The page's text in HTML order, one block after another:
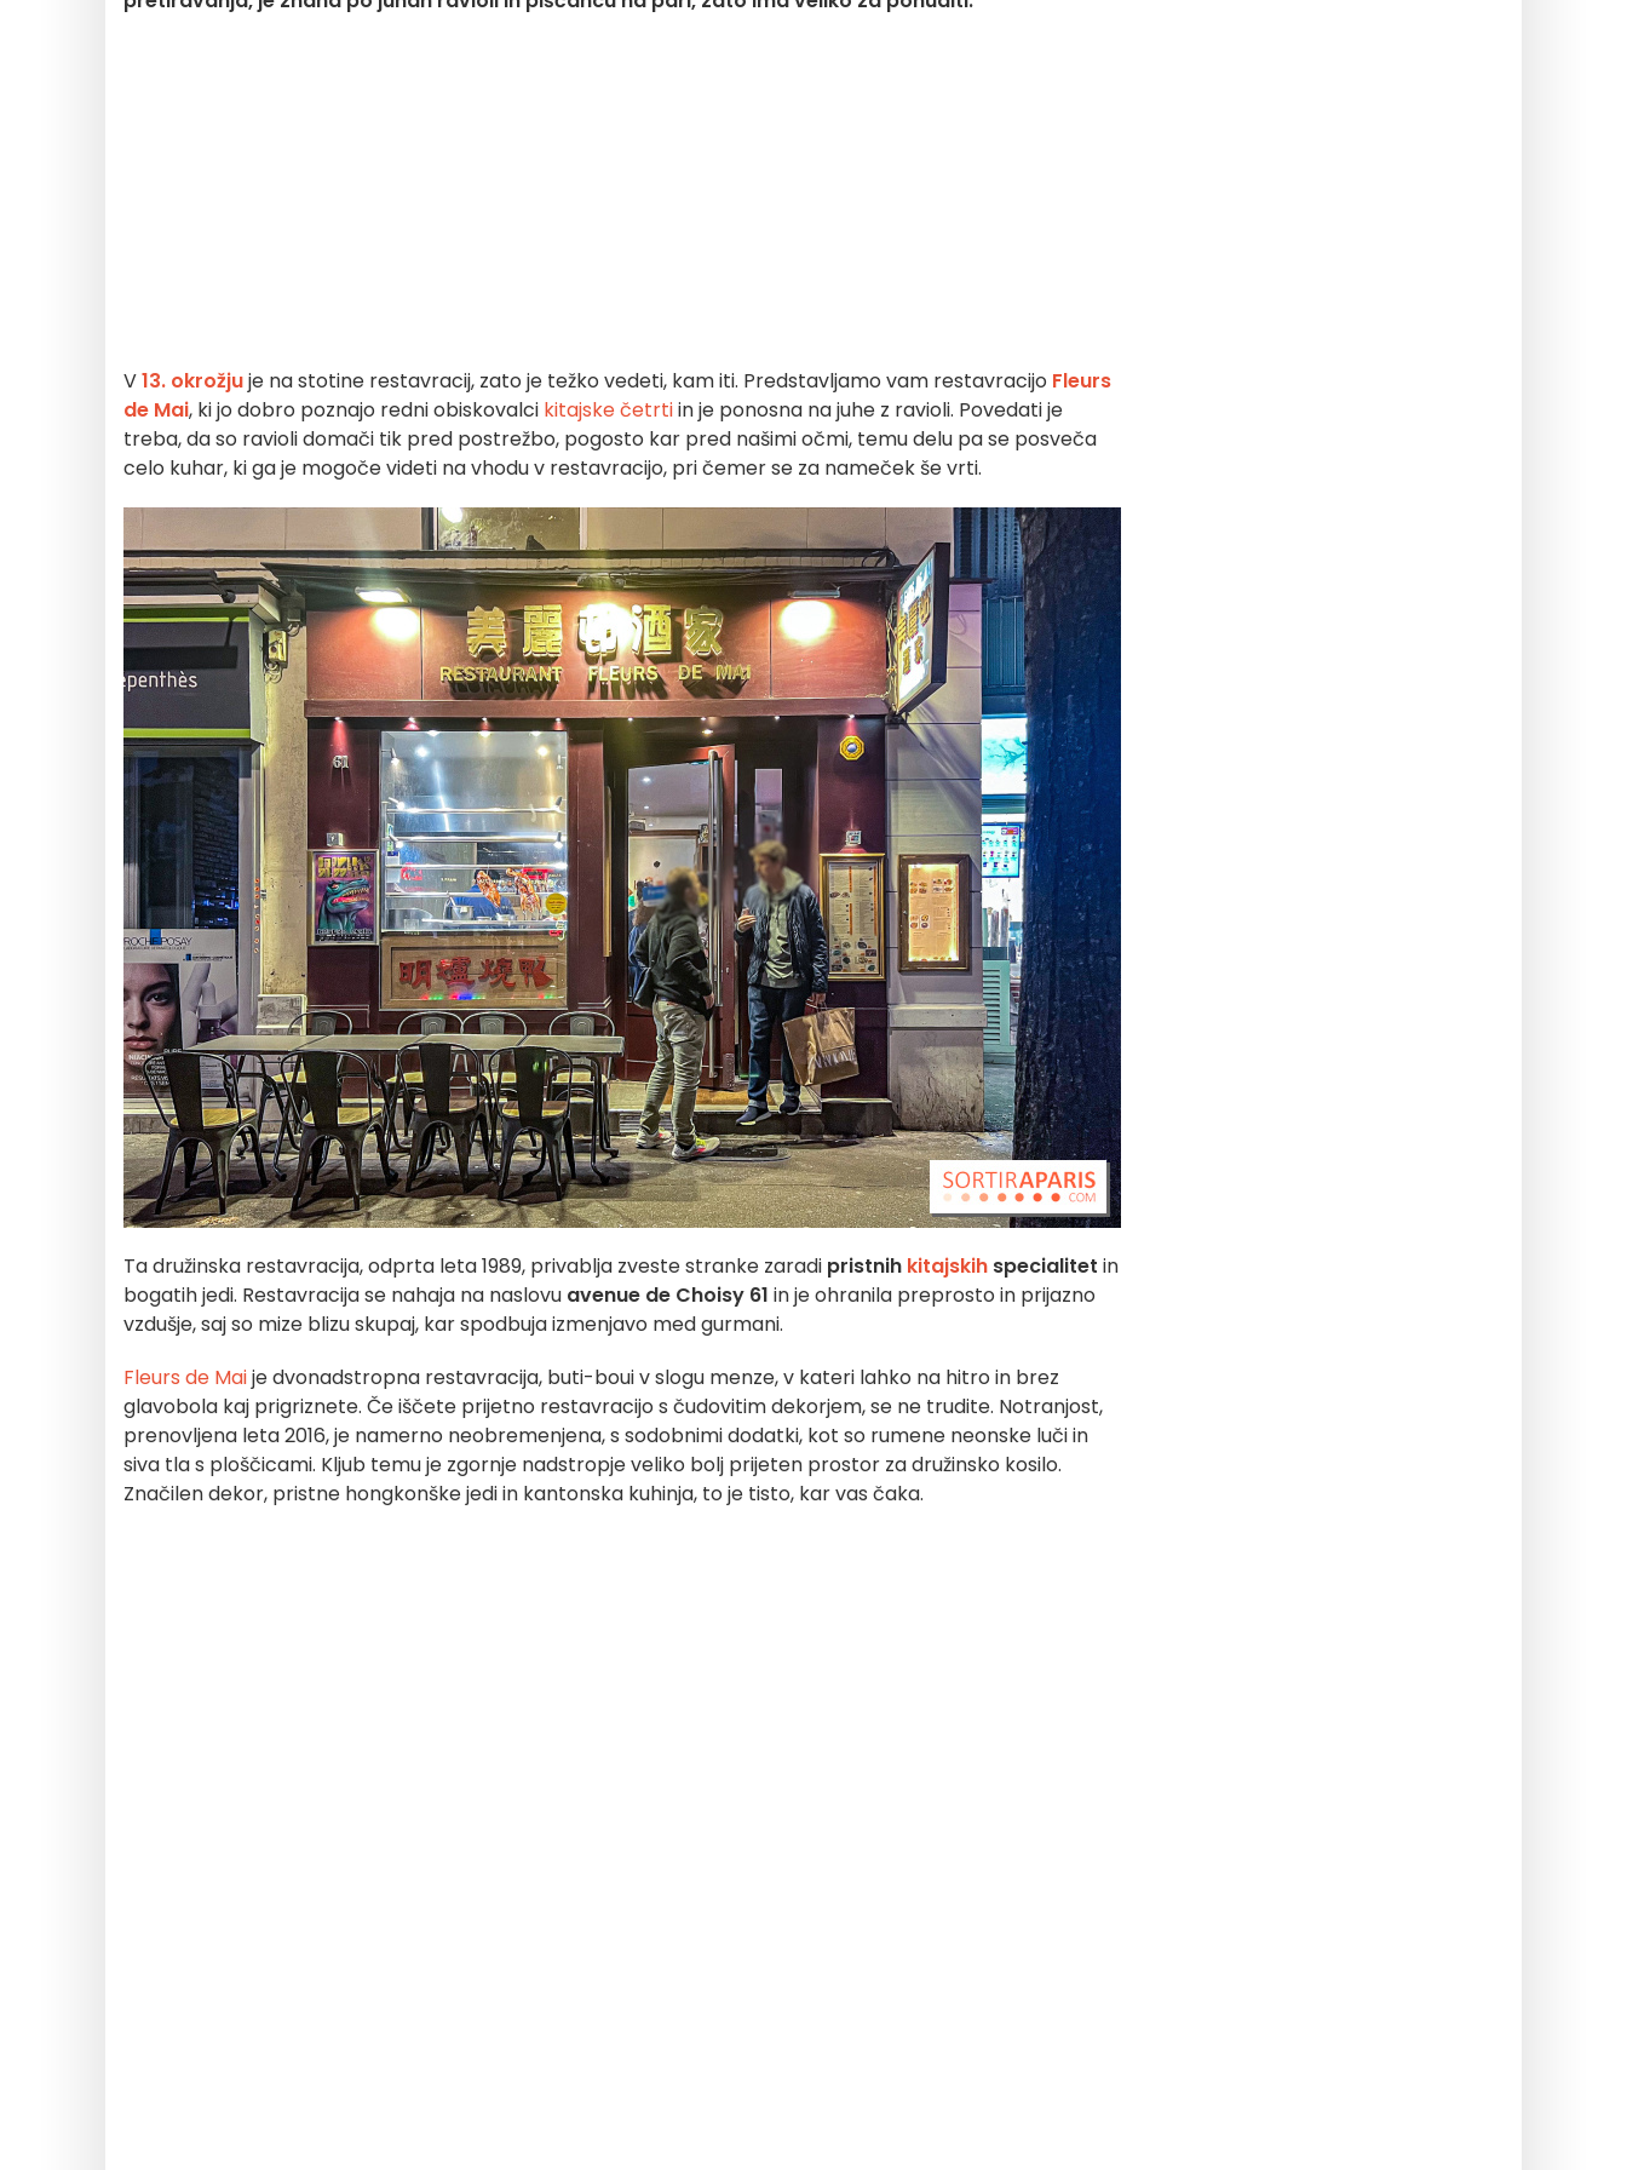
V13. okrožjuje na stotine restavracij, zato je težko vedeti, kam iti. Predstavljamo vam restavracijo Fleurs
de Mai, ki jo dobro poznajo redni obiskovalci kitajske četrtiin je ponosna na juhe z ravioli. Povedati je
treba, da so ravioli domači tik pred postrežbo, pogosto kar pred našimi očmi, temu delu pa se posveča
celo kuhar, ki ga je mogoče videti na vhodu v restavracijo, pri čemer se za nameček še vrti.
Ta družinska restavracija, odprta leta 1989, privablja zveste stranke zaradi pristnih kitajskih specialitet in
bogatih jedi. Restavracija se nahaja na naslovu avenue de Choisy 61 in je ohranila preprosto in prijazno
vzdušje, saj so mize blizu skupaj, kar spodbuja izmenjavo med gurmani.
Fleurs de Maije dvonadstropna restavracija, buti-boui v slogu menze, v kateri lahko na hitro in brez
glavobola kaj prigriznete. Če iščete prijetno restavracijo s čudovitim dekorjem, se ne trudite. Notranjost,
prenovljena leta 2016, je namerno neobremenjena, s sodobnimi dodatki, kot so rumene neonske luči in
siva tla s ploščicami. Kljub temu je zgornje nadstropje veliko bolj prijeten prostor za družinsko kosilo.
Značilen dekor, pristne hongkonške jedi in kantonska kuhinja, to je tisto, kar vas čaka.